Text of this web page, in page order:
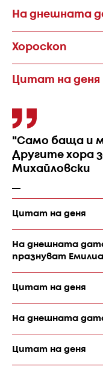
На днешната
Хороскоп
Цитат на деня
"Само баща и
Другите хора
Михайловски
Цитат на деня
На днешната
празнуват
Цитат на деня
На днешната
Цитат на деня